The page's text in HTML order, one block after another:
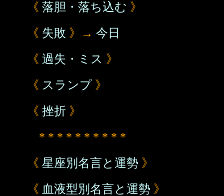
《 落胆・落ち込む 》
《 失敗 》→ 今日
《 過失・ミス 》
《 スランプ 》
《 挫折 》
* * * * * * * * * *
《 星座別名言と運勢 》
《 血液型別名言と運勢 》